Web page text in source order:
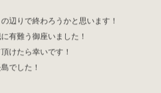
辺りで終わろうかと思います！
有難う御座いました！
けたら幸いです！
でした！